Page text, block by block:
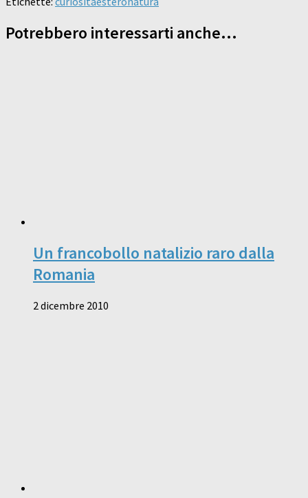
Potrebbero interessarti anche...
Un francobollo natalizio raro dalla
Romania
2 dicembre 2010